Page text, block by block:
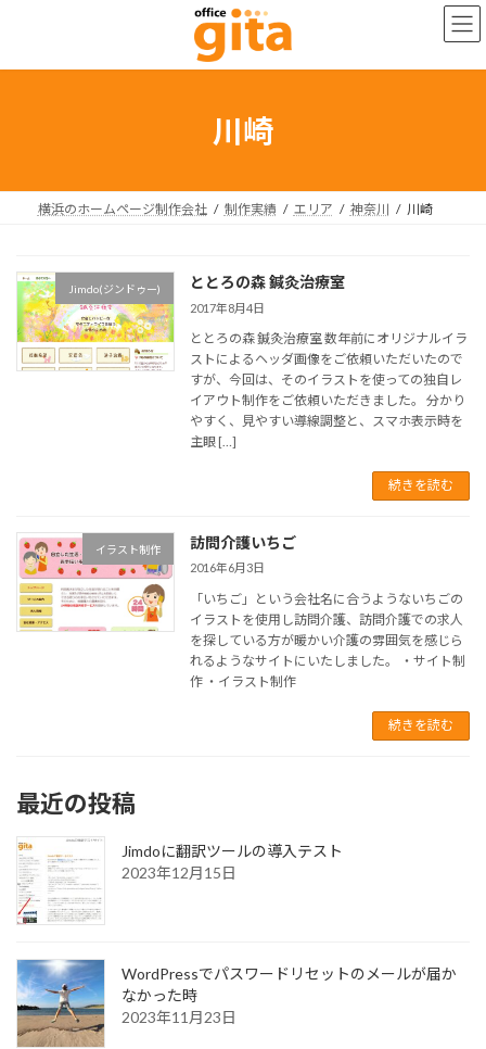
ン
ー
川崎
横浜のホームページ制作会社 制作実績 エリア 神奈川 川崎
Jimdo(ジンドゥー) ととろの森 鍼灸治療室
2017年8月4日
ととろの森 鍼灸治療室 数年前にオリジナルイラ
ストによるヘッダ画像をご依頼いただいたので
すが、今回は、そのイラストを使っての独自レ
イアウト制作をご依頼いただきました。 分かり
やすく、見やすい導線調整と、スマホ表示時を
主眼 […]
続きを読む
イラスト制作 訪問介護いちご
2016年6月3日
「いちご」という会社名に合うようないちごの
イラストを使用し訪問介護、訪問介護での求人
を探している方が暖かい介護の雰囲気を感じら
れるようなサイトにいたしました。 ・サイト制
作 ・イラスト制作
続きを読む
最近の投稿
Jimdoに翻訳ツールの導入テスト
2023年12月15日
WordPressでパスワードリセットのメールが届か
なかった時
2023年11月23日